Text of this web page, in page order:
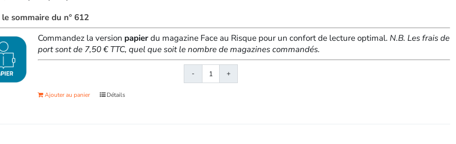
sommaire du n° 612
Commandez la version papierdu magazine Face au Risque pour un confort de lecture optimal. N.B. Les frais de
port sont de 7,50 € TTC, quel que soit le nombre de magazines commandés.
quantité
Ajouter au panier Détails